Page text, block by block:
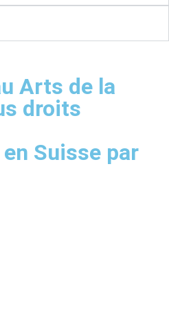
Arts de la
droits
Suisse par